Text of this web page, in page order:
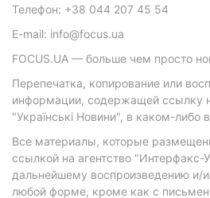
Телефон: +38 044 207 45 54
E-mail: info@focus.ua
FOCUS.UA — больше чем просто
Перепечатка, копирование или
информации, содержащей ссылку
"Українські Новини", в каком-либо
Все материалы, которые
ссылкой на агентство "Интерфакс-
дальнейшему воспроизведению и/
любой форме, кроме как с